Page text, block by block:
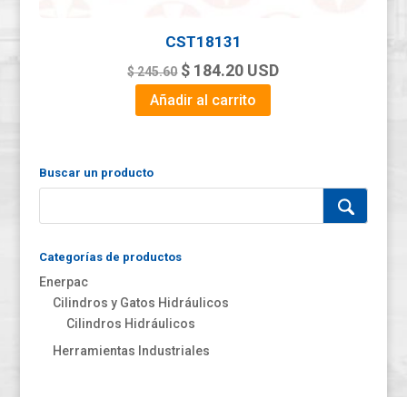
CST18131
$245.60 Original
price
$ 184.20Current
price
USD
Añadir al carrito
Buscar un producto
Categorías de productos
Enerpac
Cilindros y Gatos Hidráulicos
Cilindros Hidráulicos
Herramientas Industriales